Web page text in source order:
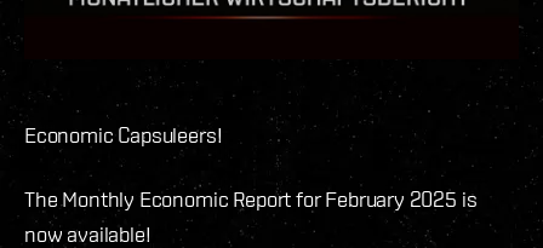
Economic Capsuleers!
The Monthly Economic Report for February 2025 is
now available!